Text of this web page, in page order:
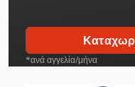
*ανά αγγελία/μήνα